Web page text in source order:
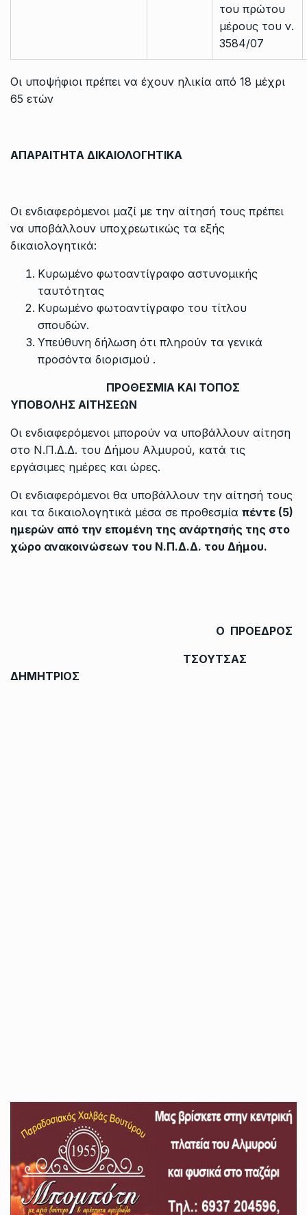
του πρώτου
μέρους του ν.
3584/07
Οι υποψήφιοι πρέπει να έχουν ηλικία από 18 μέχρι
65 ετών
ΑΠΑΡΑΙΤΗΤΑ ΔΙΚΑΙΟΛΟΓΗΤΙΚΑ
Οι ενδιαφερόμενοι μαζί με την αίτησή τους πρέπει
να υποβάλλουν υποχρεωτικώς τα εξής
δικαιολογητικά:
Κυρωμένο φωτοαντίγραφο αστυνομικής
ταυτότητας
Κυρωμένο φωτοαντίγραφο του τίτλου
σπουδών.
Υπεύθυνη δήλωση ότι πληρούν τα γενικά
προσόντα διορισμού .
ΠΡΟΘΕΣΜΙΑ ΚΑΙ ΤΟΠΟΣ
ΥΠΟΒΟΛΗΣ ΑΙΤΗΣΕΩΝ
Οι ενδιαφερόμενοι μπορούν να υποβάλλουν αίτηση
στο Ν.Π.Δ.Δ. του Δήμου Αλμυρού, κατά τις
εργάσιμες ημέρες και ώρες.
Οι ενδιαφερόμενοι θα υποβάλλουν την αίτησή τους
και τα δικαιολογητικά μέσα σε προθεσμία πέντε (5)
ημερών από την επομένη της ανάρτησής της στο
χώρο ανακοινώσεων του Ν.Π.Δ.Δ. του Δήμου.
Ο ΠΡΟΕΔΡΟΣ
ΤΣΟΥΤΣΑΣ
ΔΗΜΗΤΡΙΟΣ